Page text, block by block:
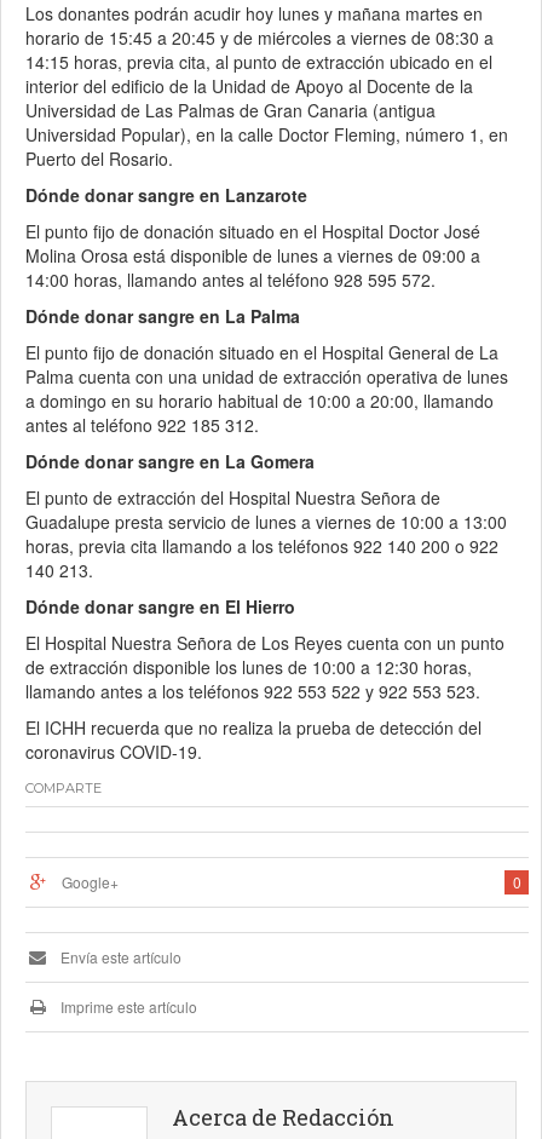
Los donantes podrán acudir hoy lunes y mañana martes en
horario de 15:45 a 20:45 y de miércoles a viernes de 08:30 a
14:15 horas, previa cita, al punto de extracción ubicado en el
interior del edificio de la Unidad de Apoyo al Docente de la
Universidad de Las Palmas de Gran Canaria (antigua
Universidad Popular), en la calle Doctor Fleming, número 1, en
Puerto del Rosario.
Dónde donar sangre en Lanzarote
El punto fijo de donación situado en el Hospital Doctor José
Molina Orosa está disponible de lunes a viernes de 09:00 a
14:00 horas, llamando antes al teléfono 928 595 572.
Dónde donar sangre en La Palma
El punto fijo de donación situado en el Hospital General de La
Palma cuenta con una unidad de extracción operativa de lunes
a domingo en su horario habitual de 10:00 a 20:00, llamando
antes al teléfono 922 185 312.
Dónde donar sangre en La Gomera
El punto de extracción del Hospital Nuestra Señora de
Guadalupe presta servicio de lunes a viernes de 10:00 a 13:00
horas, previa cita llamando a los teléfonos 922 140 200 o 922
140 213.
Dónde donar sangre en El Hierro
El Hospital Nuestra Señora de Los Reyes cuenta con un punto
de extracción disponible los lunes de 10:00 a 12:30 horas,
llamando antes a los teléfonos 922 553 522 y 922 553 523.
El ICHH recuerda que no realiza la prueba de detección del
coronavirus COVID-19.
COMPARTE
0
Google+
Envía este artículo
Imprime este artículo
Acerca de Redacción